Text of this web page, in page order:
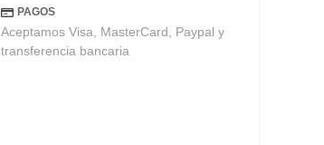
PAGOS
Aceptamos Visa, MasterCard, Paypal y
transferencia bancaria